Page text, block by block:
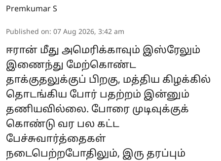
Premkumar S
Published on: 07 Aug 2026, 3:42 am
ஈரான் மீது அமெரிக்காவும் இஸ்ரேலும்
இணைந்து மேற்கொண்ட
தாக்குதலுக்குப் பிறகு, மத்திய கிழக்கில்
தொடங்கிய போர் பதற்றம் இன்னும்
தணியவில்லை. போரை முடிவுக்குக்
கொண்டு வர பல கட்ட
பேச்சுவார்த்தைகள்
நடைபெற்றபோதிலும், இரு தரப்பும்